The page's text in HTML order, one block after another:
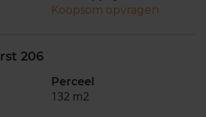
Koopsom opvragen
206
Perceel
132 m2